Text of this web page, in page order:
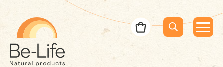
Menu
Menu
Bon de commande